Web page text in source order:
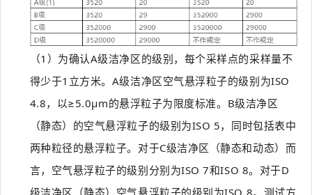
（1）为确认A级洁净区的级别，每个采样点的采样量不
得少于1立方米。A级洁净区空气悬浮粒子的级别为ISO
4.8，以≥5.0μm的悬浮粒子为限度标准。B级洁净区
（静态）的空气悬浮粒子的级别为ISO 5，同时包括表中
两种粒径的悬浮粒子。对于C级洁净区（静态和动态）而
言，空气悬浮粒子的级别分别为ISO 7和ISO 8。对于D
级洁净区（静态）空气悬浮粒子的级别为ISO 8。测试方